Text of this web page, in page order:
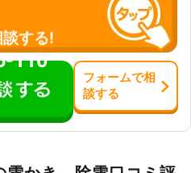
する!
110
フォームで相
談する